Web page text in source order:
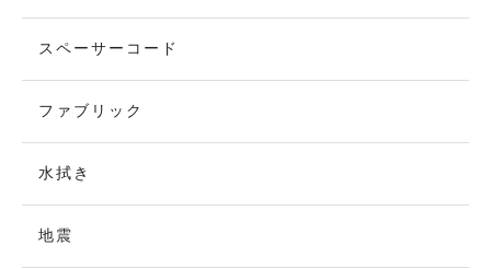
スペーサーコード
ファブリック
水拭き
地震